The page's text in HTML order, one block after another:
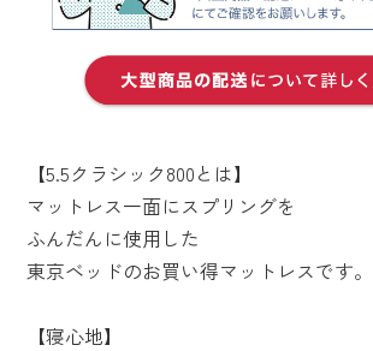
【5.5クラシック800とは】
マットレス一面にスプリングを
ふんだんに使用した
東京ベッドのお買い得マットレスです。
【寝心地】